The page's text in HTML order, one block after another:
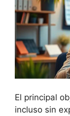
El principal
incluso sin